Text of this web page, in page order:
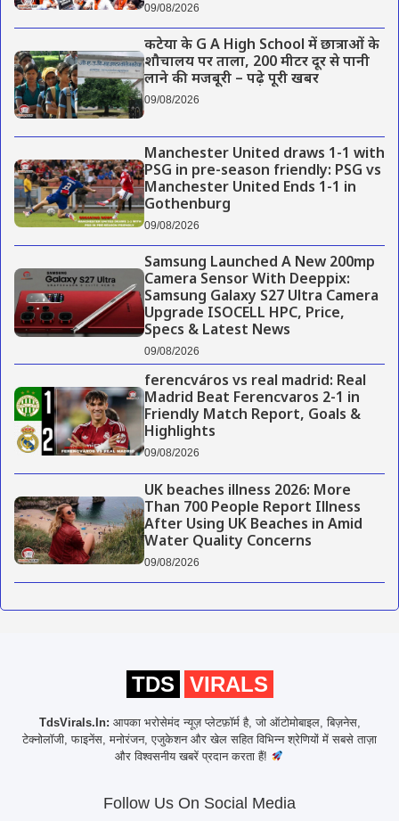
09/08/2026
कटेया के G A High School में छात्राओं के
शौचालय पर ताला, 200 मीटर दूर से पानी
लाने की मजबूरी – पढ़े पूरी खबर
09/08/2026
Manchester United draws 1-1 with
PSG in pre-season friendly: PSG vs
Manchester United Ends 1-1 in
Gothenburg
09/08/2026
Samsung Launched A New 200mp
Camera Sensor With Deeppix:
Samsung Galaxy S27 Ultra Camera
Upgrade ISOCELL HPC, Price,
Specs & Latest News
09/08/2026
ferencváros vs real madrid: Real
Madrid Beat Ferencvaros 2-1 in
Friendly Match Report, Goals &
Highlights
09/08/2026
UK beaches illness 2026: More
Than 700 People Report Illness
After Using UK Beaches in Amid
Water Quality Concerns
09/08/2026
TDS VIRALS
TdsVirals.In: आपका भरोसेमंद न्यूज़ प्लेटफ़ॉर्म है, जो ऑटोमोबाइल, बिज़नेस,
टेक्नोलॉजी, फाइनेंस, मनोरंजन, एजुकेशन और खेल सहित विभिन्न श्रेणियों में सबसे ताज़ा
और विश्वसनीय खबरें प्रदान करता हैं!
Follow Us On Social Media